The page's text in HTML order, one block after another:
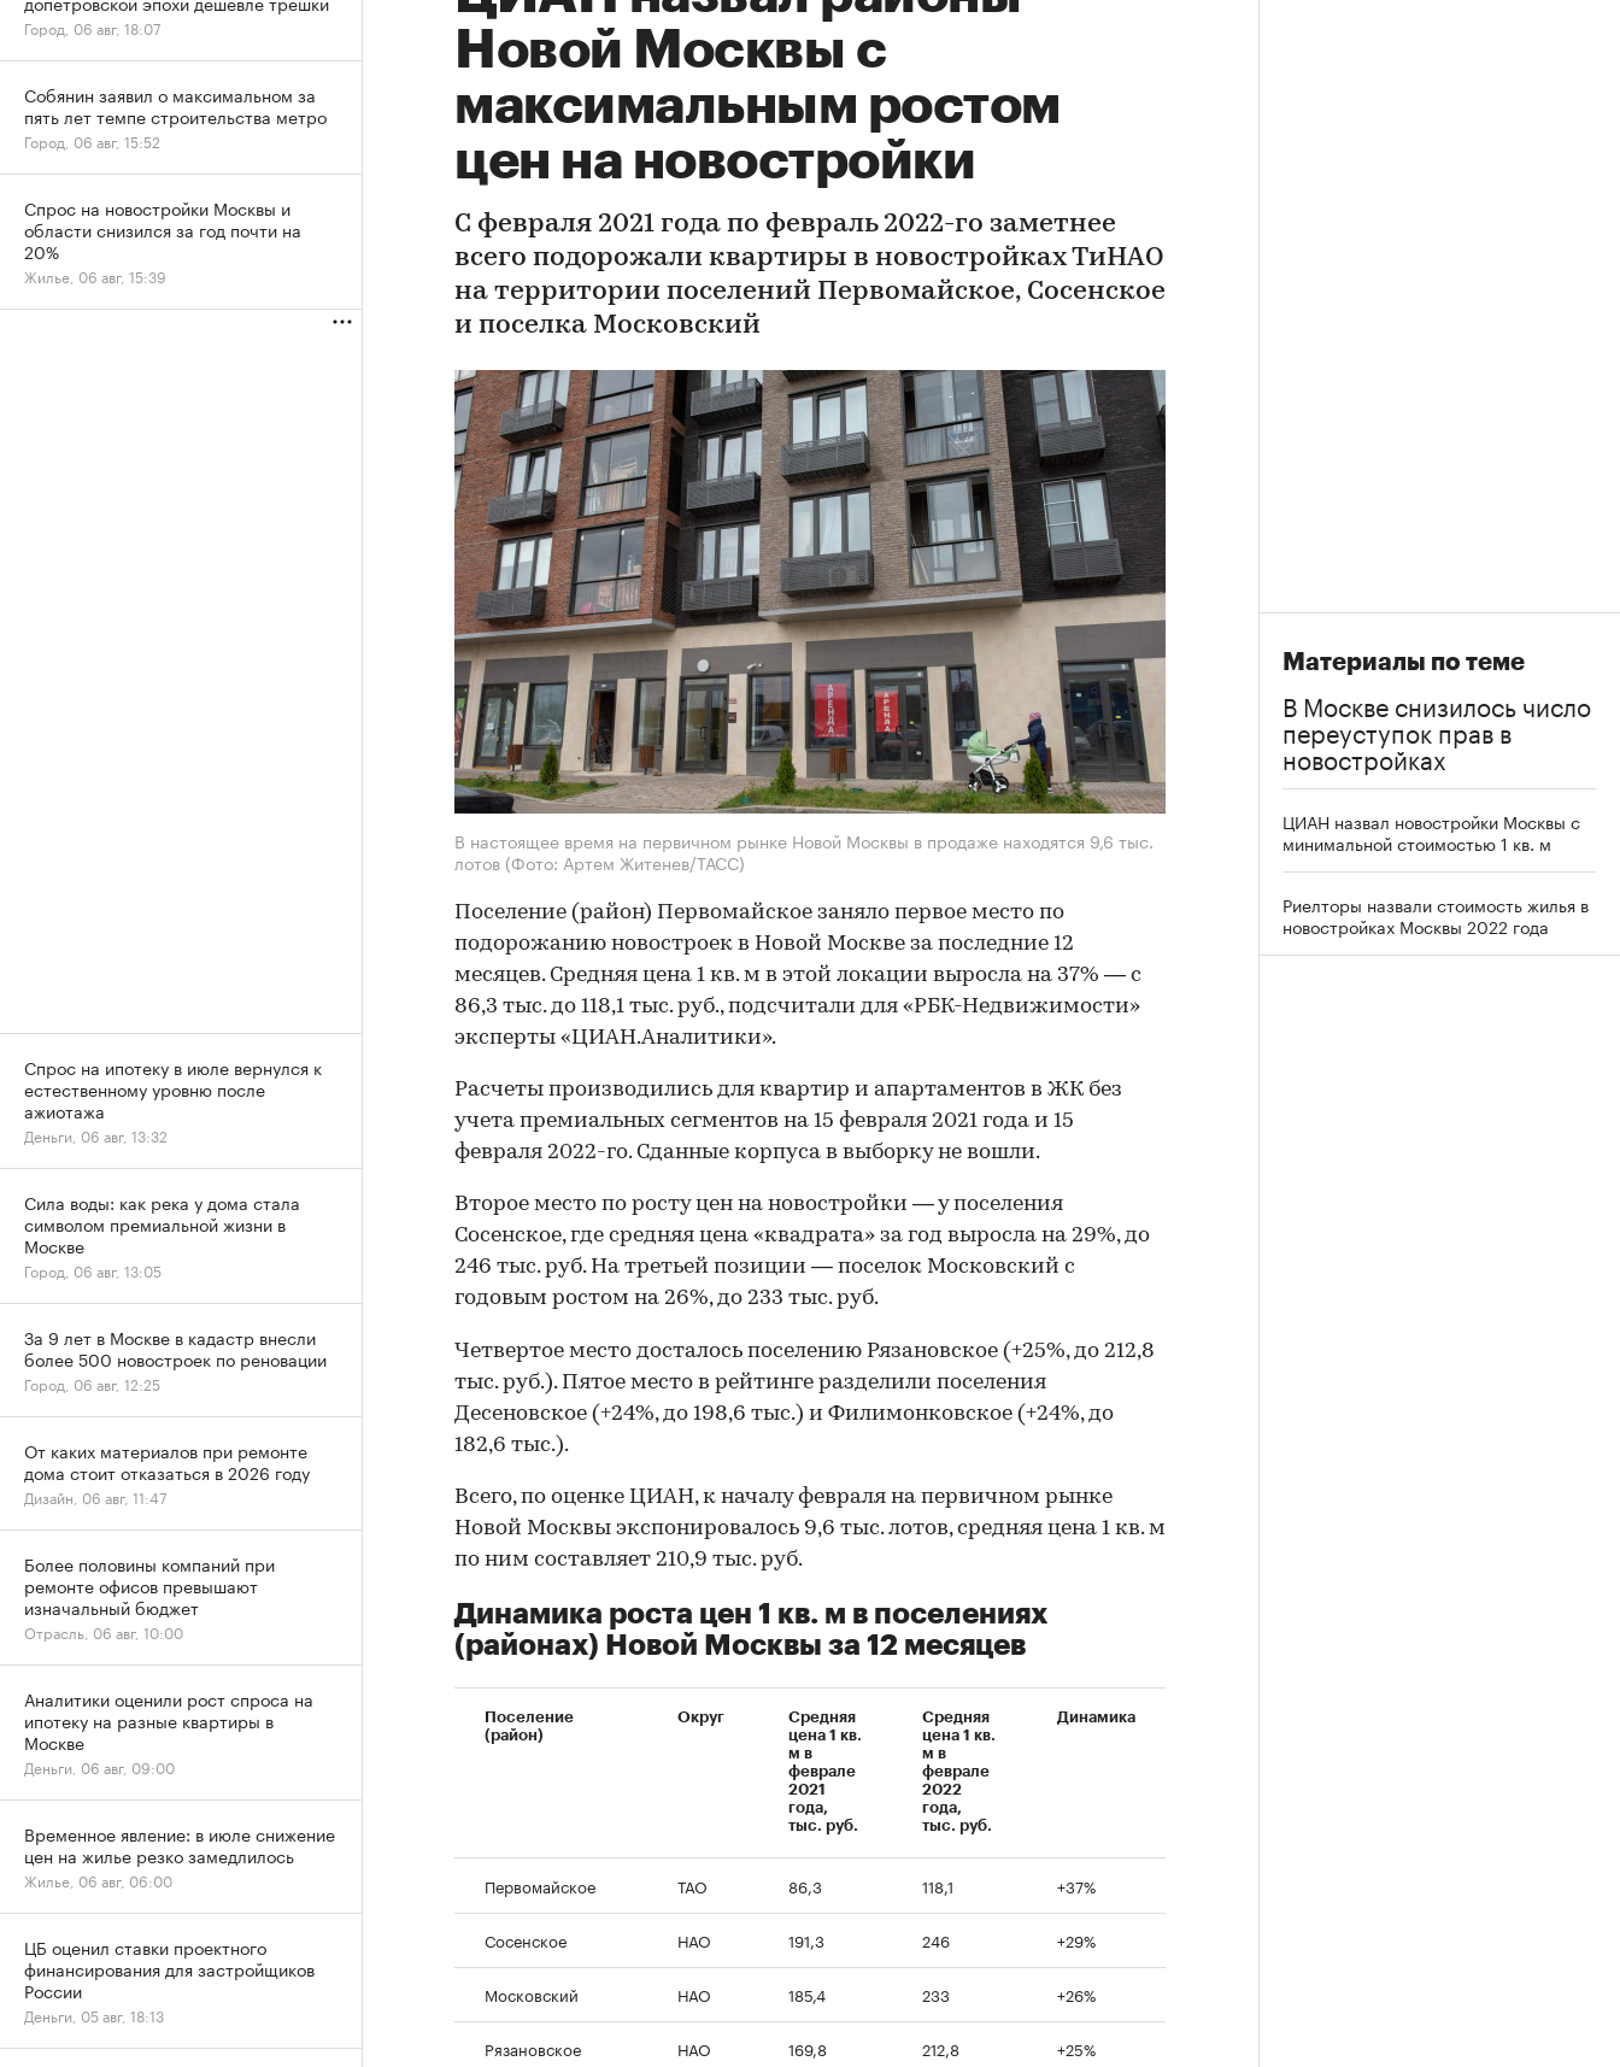
Новой Москвы с
максимальным ростом
цен на новостройки
С февраля 2021 года по февраль 2022-го заметнее
всего подорожали квартиры в новостройках ТиНАО
на территории поселений Первомайское, Сосенское
и поселка Московский
В настоящее время на первичном рынке Новой Москвы в продаже находятся 9,6 тыс.
лотов (Фото: Артем Житенев/ТАСС)
Поселение (район) Первомайское заняло первое место по
подорожанию новостроек в Новой Москве за последние 12
месяцев. Средняя цена 1 кв. м в этой локации выросла на 37% — с
86,3 тыс. до 118,1 тыс. руб., подсчитали для «РБК-Недвижимости»
эксперты «ЦИАН.Аналитики».
Расчеты производились для квартир и апартаментов в ЖК без
учета премиальных сегментов на 15 февраля 2021 года и 15
февраля 2022-го. Сданные корпуса в выборку не вошли.
Второе место по росту цен на новостройки — у поселения
Сосенское, где средняя цена «квадрата» за год выросла на 29%, до
246 тыс. руб. На третьей позиции — поселок Московский с
годовым ростом на 26%, до 233 тыс. руб.
Четвертое место досталось поселению Рязановское (+25%, до 212,8
тыс. руб.). Пятое место в рейтинге разделили поселения
Десеновское (+24%, до 198,6 тыс.) и Филимонковское (+24%, до
182,6 тыс.).
Всего, по оценке ЦИАН, к началу февраля на первичном рынке
Новой Москвы экспонировалось 9,6 тыс. лотов, средняя цена 1 кв. м
по ним составляет 210,9 тыс. руб.
Динамика роста цен 1 кв. м в поселениях
(районах) Новой Москвы за 12 месяцев
Поселение
(район)
Округ
Средняя
цена 1 кв.
м в
феврале
2021
года,
тыс. руб.
Средняя
цена 1 кв.
м в
феврале
2022
года,
тыс. руб.
Динамика
Первомайское ТАО 86,3 118,1 +37%
Сосенское НАО 191,3 246 +29%
Московский НАО 185,4 233 +26%
Рязановское НАО 169,8 212,8 +25%
Материалы по теме
В Москве снизилось число
переуступок прав в
новостройках
ЦИАН назвал новостройки Москвы с
минимальной стоимостью 1 кв. м
Риелторы назвали стоимость жилья в
новостройках Москвы 2022 года
Город, 06 авг, 18:07
Собянин заявил о максимальном за
пять лет темпе строительства метро
Город, 06 авг, 15:52
Спрос на новостройки Москвы и
области снизился за год почти на
20%
Жилье, 06 авг, 15:39
Спрос на ипотеку в июле вернулся к
естественному уровню после
ажиотажа
Деньги, 06 авг, 13:32
Сила воды: как река у дома стала
символом премиальной жизни в
Москве
Город, 06 авг, 13:05
За 9 лет в Москве в кадастр внесли
более 500 новостроек по реновации
Город, 06 авг, 12:25
От каких материалов при ремонте
дома стоит отказаться в 2026 году
Дизайн, 06 авг, 11:47
Более половины компаний при
ремонте офисов превышают
изначальный бюджет
Отрасль, 06 авг, 10:00
Аналитики оценили рост спроса на
ипотеку на разные квартиры в
Москве
Деньги, 06 авг, 09:00
Временное явление: в июле снижение
цен на жилье резко замедлилось
Жилье, 06 авг, 06:00
ЦБ оценил ставки проектного
финансирования для застройщиков
России
Деньги, 05 авг, 18:13